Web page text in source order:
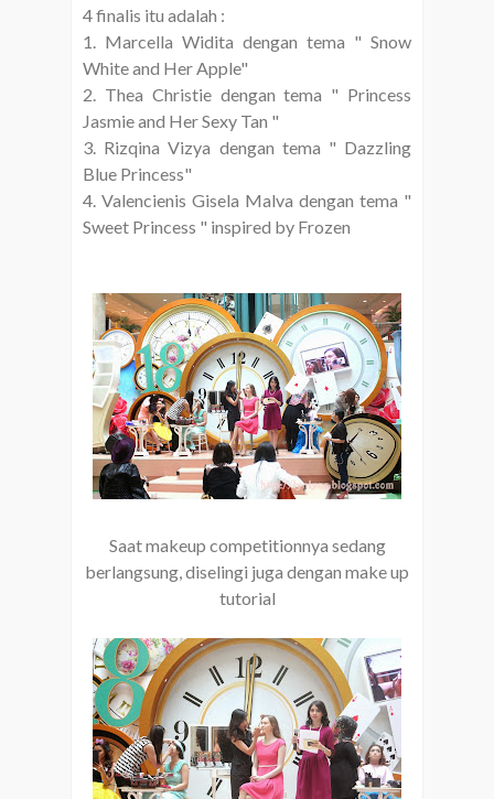
4 finalis itu adalah :
1. Marcella Widita dengan tema " Snow
White and Her Apple"
2. Thea Christie dengan tema " Princess
Jasmie and Her Sexy Tan "
3. Rizqina Vizya dengan tema " Dazzling
Blue Princess"
4. Valencienis Gisela Malva dengan tema "
Sweet Princess " inspired by Frozen
Saat makeup competitionnya sedang
berlangsung, diselingi juga dengan make up
tutorial